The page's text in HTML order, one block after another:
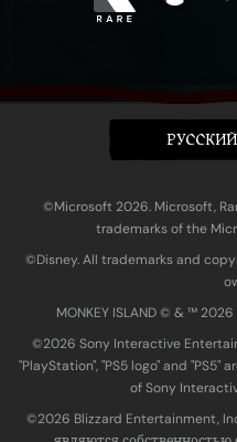
PУССКИЙ
©Microsoft 2026. Microsoft,
trademarks of the
©Disney. All trademarks and
MONKEY ISLAND © & ™
©2026 Sony Interactive
"PlayStation", "PS5 logo" and
of Sony
©2026 Blizzard Entertainment,